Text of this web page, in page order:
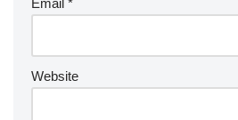
Email *
Website